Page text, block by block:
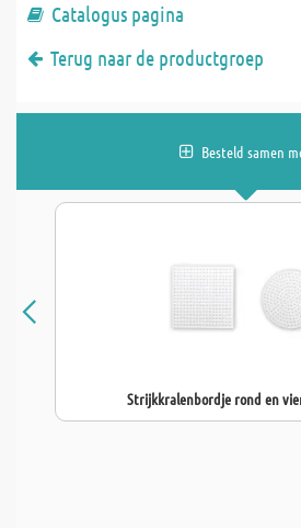
Catalogus pagina
Terug naar de productgroep
Besteld samen
Strijkkralenbordje rond en